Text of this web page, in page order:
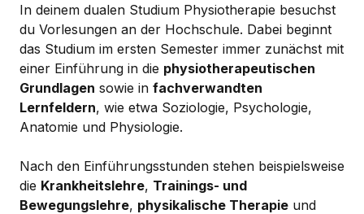
In deinem dualen Studium Physiotherapie besuchst
du Vorlesungen an der Hochschule. Dabei beginnt
das Studium im ersten Semester immer zunächst mit
einer Einführung in die physiotherapeutischen
Grundlagen sowie in fachverwandten
Lernfeldern, wie etwa Soziologie, Psychologie,
Anatomie und Physiologie.
Nach den Einführungsstunden stehen beispielsweise
die Krankheitslehre, Trainings- und
Bewegungslehre, physikalische Therapie und